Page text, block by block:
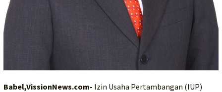
Babel,VissionNews.com- Izin Usaha Pertambangan (IUP)